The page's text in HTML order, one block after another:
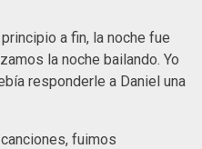
a fin, la noche fue
la noche bailando. Yo
responderle a Daniel una
fuimos